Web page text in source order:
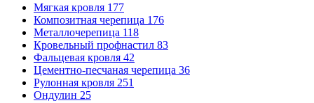
Мягкая кровля 177
Композитная черепица 176
Металлочерепица 118
Кровельный профнастил 83
Фальцевая кровля 42
Цементно-песчаная черепица 36
Рулонная кровля 251
Ондулин 25